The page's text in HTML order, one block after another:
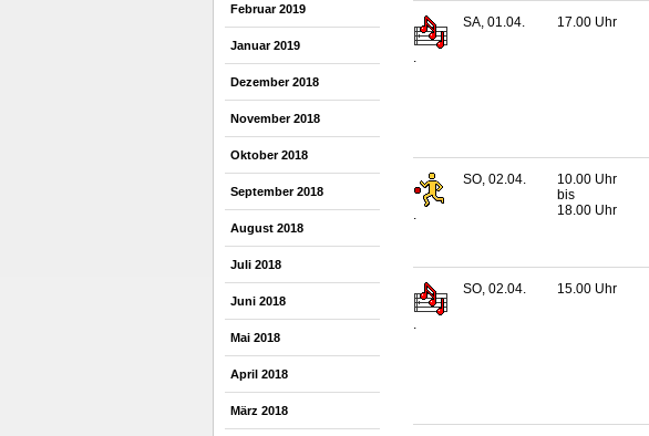
Februar 2019
Januar 2019
Dezember 2018
November 2018
Oktober 2018
September 2018
August 2018
Juli 2018
Juni 2018
Mai 2018
April 2018
März 2018
.
SA, 01.04. 17.00 Uhr
.
SO, 02.04.
10.00 Uhr
bis
18.00 Uhr
.
SO, 02.04. 15.00 Uhr